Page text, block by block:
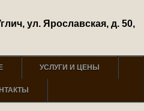
ул. Ярославская, д. 50,
УСЛУГИ И ЦЕНЫ